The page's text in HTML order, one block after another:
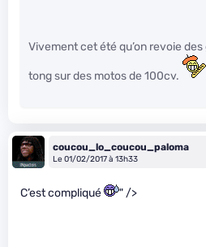
Vivement cet été qu’on revoie
tong sur des motos de 100cv.
coucou_lo_coucou_paloma
Le 01/02/2017 à 13h33
C’est compliqué " />